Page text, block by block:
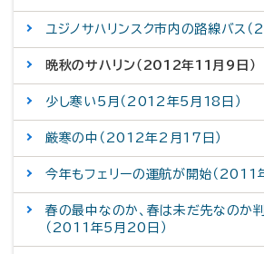
ユジノサハリンスク市内の路線バス
晩秋のサハリン（2012年11月9日）
少し寒い5月（2012年5月18日）
厳寒の中（2012年2月17日）
今年もフェリーの運航が開始（2011
春の最中なのか、春は未だ先なのか
（2011年5月20日）